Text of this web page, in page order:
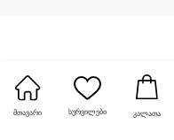
მთავარი სურვილები კალათა